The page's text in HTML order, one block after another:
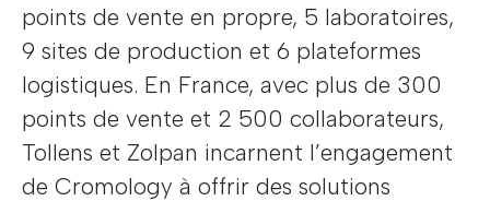
points de vente en propre, 5 laboratoires,
9 sites de production et 6 plateformes
logistiques. En France, avec plus de 300
points de vente et 2 500 collaborateurs,
Tollens et Zolpan incarnent l’engagement
de Cromology à offrir des solutions